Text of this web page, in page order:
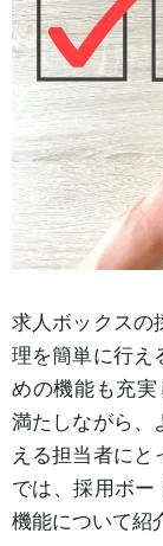
求人ボックスの
理を簡単に行え
めの機能も充
満たしながら、
える担当者にと
では、採用ボ
機能について紹